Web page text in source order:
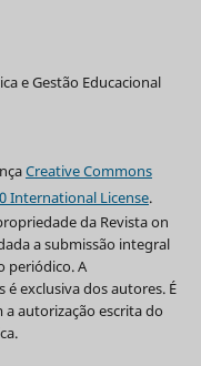
e Gestão Educacional
Creative Commons
International License.
da Revista on
a submissão integral
periódico. A
exclusiva dos autores. É
autorização escrita do